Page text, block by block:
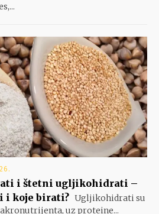
i štetni ugljikohidrati –
i koje birati? Ugljikohidrati su
uz proteine...